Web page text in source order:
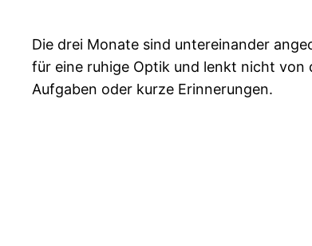
Die drei Monate sind untereinander
für eine ruhige Optik und lenkt nicht
Aufgaben oder kurze Erinnerungen.